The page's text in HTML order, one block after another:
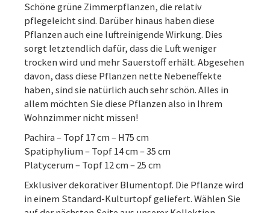
Schöne grüne Zimmerpflanzen, die relativ
pflegeleicht sind. Darüber hinaus haben diese
Pflanzen auch eine luftreinigende Wirkung. Dies
sorgt letztendlich dafür, dass die Luft weniger
trocken wird und mehr Sauerstoff erhält. Abgesehen
davon, dass diese Pflanzen nette Nebeneffekte
haben, sind sie natürlich auch sehr schön. Alles in
allem möchten Sie diese Pflanzen also in Ihrem
Wohnzimmer nicht missen!
Pachira – Topf 17 cm – H75 cm
Spatiphylium – Topf 14 cm – 35 cm
Platycerum – Topf 12 cm – 25 cm
Exklusiver dekorativer Blumentopf. Die Pflanze wird
in einem Standard-Kulturtopf geliefert. Wählen Sie